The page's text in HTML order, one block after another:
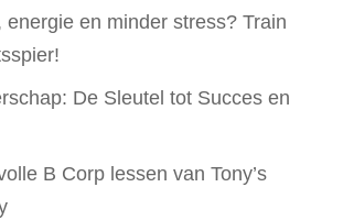
energie en minder stress? Train
De Sleutel tot Succes en
B Corp lessen van Tony’s